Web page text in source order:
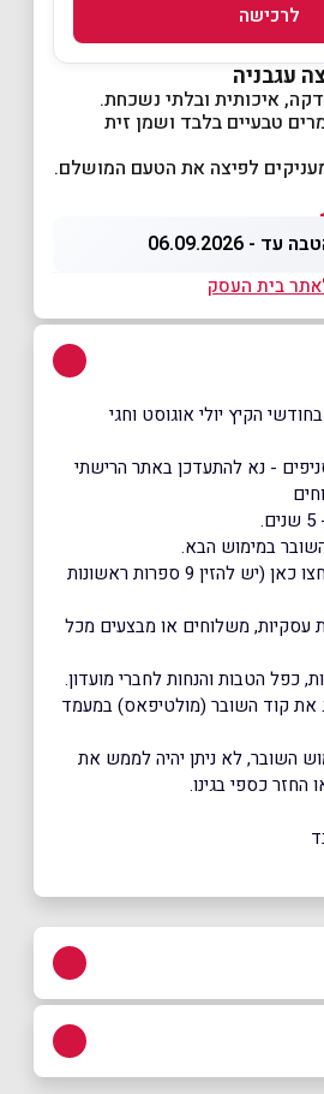
לרכישה
עגבניה
איכותית ובלתי נשכחת.
טבעיים בלבד ושמן זית
לפיצה את הטעם המושלם.
- 06.09.2026
בית העסק
הקיץ יולי אוגוסט וחגי
- נא להתעדכן באתר הרישתי
במימוש הבא.
*לבירור יתרה בשובר לחצו כאן (יש להזין 9 ספרות ראשונות
עסקיות, משלוחים או מבצעים מכל
כפל הטבות והנחות לחברי מועדון.
את קוד השובר (מולטיפאס) במעמד
השובר, לא ניתן יהיה לממש את
החזר כספי בגינו.